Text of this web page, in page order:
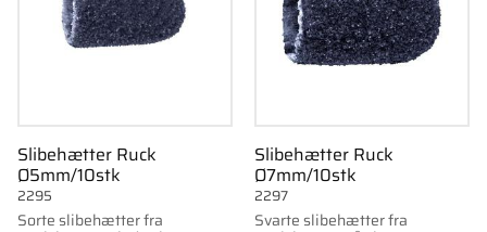
Slibehætter Ruck
Ø5mm/10stk
Sorte slibehætter fra
2295
Slibehætter Ruck
Ø7mm/10stk
Svarte slibehætter fra
2297